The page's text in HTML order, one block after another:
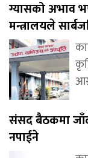
ग्यासको अभाव
मन्त्रालयले
संसद बैठकमा
नपाईने